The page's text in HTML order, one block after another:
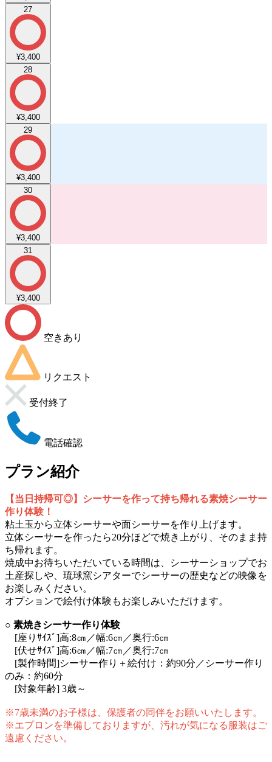
27
¥3,400
28
¥3,400
29
¥3,400
30
¥3,400
31
¥3,400
空きあり
リクエスト
受付終了
電話確認
プラン紹介
【当日持帰可◎】シーサーを作って持ち帰れる素焼シーサー
作り体験！
粘土玉から立体シーサーや面シーサーを作り上げます。
立体シーサーを作ったら20分ほどで焼き上がり、そのまま持
ち帰れます。
焼成中お待ちいただいている時間は、シーサーショップでお
土産探しや、琉球窯シアターでシーサーの歴史などの映像を
お楽しみください。
オプションで絵付け体験もお楽しみいただけます。
○ 素焼きシーサー作り体験
[座りｻｲｽﾞ]高:8㎝／幅:6㎝／奥行:6㎝
[伏せｻｲｽﾞ]高:6㎝／幅:7㎝／奥行:7㎝
[製作時間]シーサー作り＋絵付け：約90分／シーサー作り
のみ：約60分
[対象年齢] 3歳～
※7歳未満のお子様は、保護者の同伴をお願いいたします。
※エプロンを準備しておりますが、汚れが気になる服装はご
遠慮ください。